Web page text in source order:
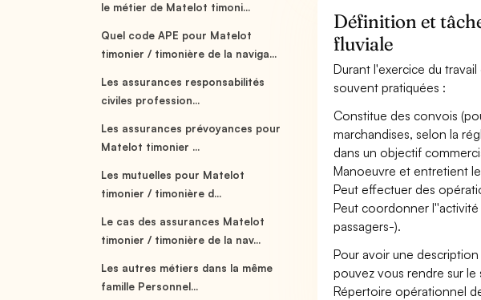
le métier de Matelot timoni...
Quel code APE pour Matelot
timonier / timonière de la naviga...
Les assurances responsabilités
civiles profession...
Les assurances prévoyances pour
Matelot timonier ...
Les mutuelles pour Matelot
timonier / timonière d...
Le cas des assurances Matelot
timonier / timonière de la nav...
Les autres métiers dans la même
famille Personnel...
Définition et
fluviale
Durant l'exercice du
souvent pratiquées :
Constitue des convois
marchandises, selon la
dans un objectif
Manoeuvre et entretient
Peut effectuer des
Peut coordonner
passagers-).
Pour avoir une
pouvez vous rendre sur
Répertoire opérationnel